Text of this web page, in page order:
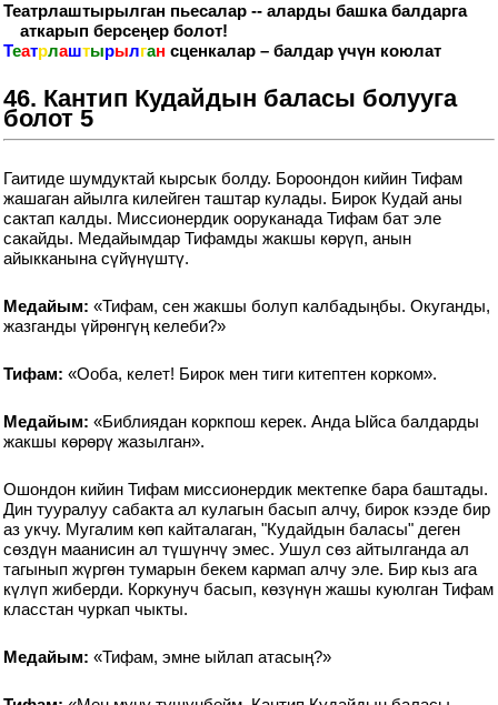
Театрлаштырылган пьесалар -- аларды башка балдарга
аткарып берсеңер болот!
Театрлаштырылган сценкалар – балдар үчүн коюлат
46. Кантип Кудайдын баласы болууга
болот 5
Гаитиде шумдуктай кырсык болду. Бороондон кийин Тифам
жашаган айылга килейген таштар кулады. Бирок Кудай аны
сактап калды. Миссионердик ооруканада Тифам бат эле
сакайды. Медайымдар Тифамды жакшы көрүп, анын
айыкканына сүйүнүштү.
Медайым: «Тифам, сен жакшы болуп калбадыңбы. Окуганды,
жазганды үйрөнгүң келеби?»
Тифам: «Ооба, келет! Бирок мен тиги китептен корком».
Медайым: «Библиядан коркпош керек. Анда Ыйса балдарды
жакшы көрөрү жазылган».
Ошондон кийин Тифам миссионердик мектепке бара баштады.
Дин тууралуу сабакта ал кулагын басып алчу, бирок кээде бир
аз укчу. Мугалим көп кайталаган, "Кудайдын баласы" деген
сөздүн маанисин ал түшүнчү эмес. Ушул сөз айтылганда ал
тагынып жүргөн тумарын бекем кармап алчу эле. Бир кыз ага
күлүп жиберди. Коркунуч басып, көзүнүн жашы куюлган Тифам
класстан чуркап чыкты.
Медайым: «Тифам, эмне ыйлап атасың?»